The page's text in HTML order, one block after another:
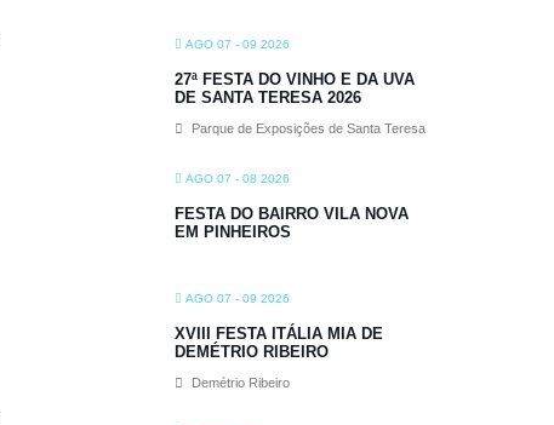
AGO 07 - 09 2026
27ª FESTA DO VINHO E DA UVA
DE SANTA TERESA 2026
Parque de Exposições de Santa Teresa
AGO 07 - 08 2026
FESTA DO BAIRRO VILA NOVA
EM PINHEIROS
AGO 07 - 09 2026
XVIII FESTA ITÁLIA MIA DE
DEMÉTRIO RIBEIRO
Demétrio Ribeiro